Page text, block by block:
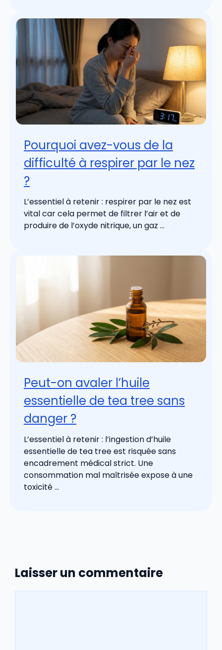
Pourquoi avez-vous de la
difficulté à respirer par le nez
?
L’essentiel à retenir : respirer par le nez est
vital car cela permet de filtrer l’air et de
produire de l’oxyde nitrique, un gaz ...
Peut-on avaler l’huile
essentielle de tea tree sans
danger ?
L’essentiel à retenir : l’ingestion d’huile
essentielle de tea tree est risquée sans
encadrement médical strict. Une
consommation mal maîtrisée expose à une
toxicité ...
Laisser un commentaire